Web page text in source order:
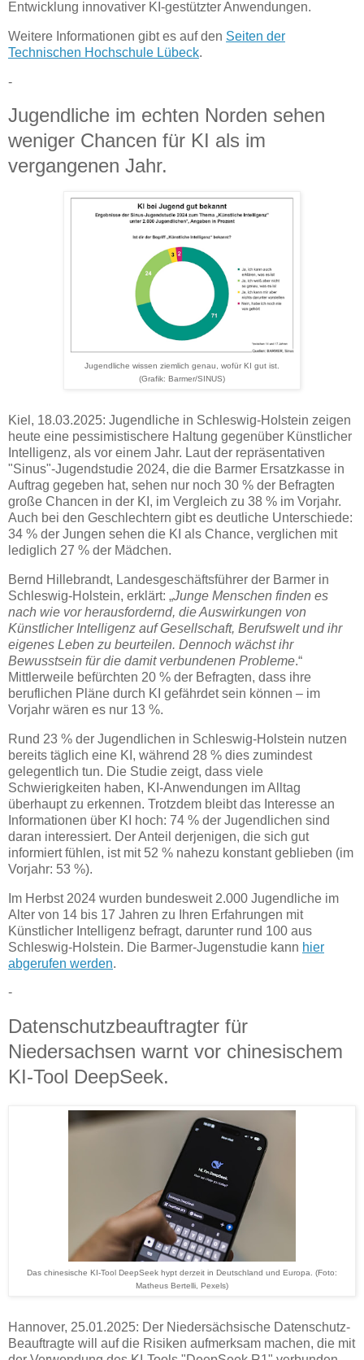
Entwicklung innovativer KI-gestützter Anwendungen.
Weitere Informationen gibt es auf den Seiten der
Technischen Hochschule Lübeck.
-
Jugendliche im echten Norden sehen
weniger Chancen für KI als im
vergangenen Jahr.
Jugendliche wissen ziemlich genau, wofür KI gut ist.
(Grafik: Barmer/SINUS)
Kiel, 18.03.2025: Jugendliche in Schleswig-Holstein zeigen
heute eine pessimistischere Haltung gegenüber Künstlicher
Intelligenz, als vor einem Jahr. Laut der repräsentativen
"Sinus"-Jugendstudie 2024, die die Barmer Ersatzkasse in
Auftrag gegeben hat, sehen nur noch 30 % der Befragten
große Chancen in der KI, im Vergleich zu 38 % im Vorjahr.
Auch bei den Geschlechtern gibt es deutliche Unterschiede:
34 % der Jungen sehen die KI als Chance, verglichen mit
lediglich 27 % der Mädchen.
Bernd Hillebrandt, Landesgeschäftsführer der Barmer in
Schleswig-Holstein, erklärt: „Junge Menschen finden es
nach wie vor herausfordernd, die Auswirkungen von
Künstlicher Intelligenz auf Gesellschaft, Berufswelt und ihr
eigenes Leben zu beurteilen. Dennoch wächst ihr
Bewusstsein für die damit verbundenen Probleme.“
Mittlerweile befürchten 20 % der Befragten, dass ihre
beruflichen Pläne durch KI gefährdet sein können – im
Vorjahr wären es nur 13 %.
Rund 23 % der Jugendlichen in Schleswig-Holstein nutzen
bereits täglich eine KI, während 28 % dies zumindest
gelegentlich tun. Die Studie zeigt, dass viele
Schwierigkeiten haben, KI-Anwendungen im Alltag
überhaupt zu erkennen. Trotzdem bleibt das Interesse an
Informationen über KI hoch: 74 % der Jugendlichen sind
daran interessiert. Der Anteil derjenigen, die sich gut
informiert fühlen, ist mit 52 % nahezu konstant geblieben (im
Vorjahr: 53 %).
Im Herbst 2024 wurden bundesweit 2.000 Jugendliche im
Alter von 14 bis 17 Jahren zu Ihren Erfahrungen mit
Künstlicher Intelligenz befragt, darunter rund 100 aus
Schleswig-Holstein. Die Barmer-Jugenstudie kann hier
abgerufen werden.
-
Datenschutzbeauftragter für
Niedersachsen warnt vor chinesischem
KI-Tool DeepSeek.
Das chinesische KI-Tool DeepSeek hypt derzeit in Deutschland und Europa. (Foto:
Matheus Bertelli, Pexels)
Hannover, 25.01.2025: Der Niedersächsische Datenschutz-
Beauftragte will auf die Risiken aufmerksam machen, die mit